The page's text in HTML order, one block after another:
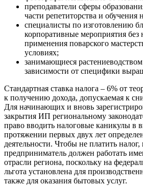
преподаватели сферы
части репетиторства и обучения
специалисты по изготовлению
корпоративные мероприятия без
применения поварского
условиях;
занимающиеся
зависимости от специфики
Стандартная ставка налога – 6% от
к получению дохода, допускаемая к
Для начинающих и вновь
закрытия ИП региональному
право вводить налоговые каникулы в
протяжении первых двух лет
деятельности. Чтобы не платить
предприниматель должен работать
отрасли региона, поскольку на
льгота установлена для
также для оказания бытовых услуг.